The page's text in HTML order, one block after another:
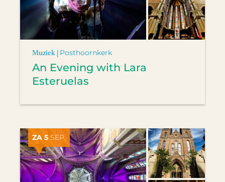
Muziek | Posthoornkerk
An Evening with Lara
Esteruelas
ZA 5 SEP.